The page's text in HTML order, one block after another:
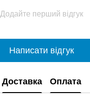
Додайте перший відгук
Написати відгук
Доставка Оплата